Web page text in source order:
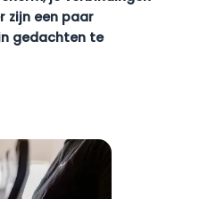
zijn een paar
gedachten te